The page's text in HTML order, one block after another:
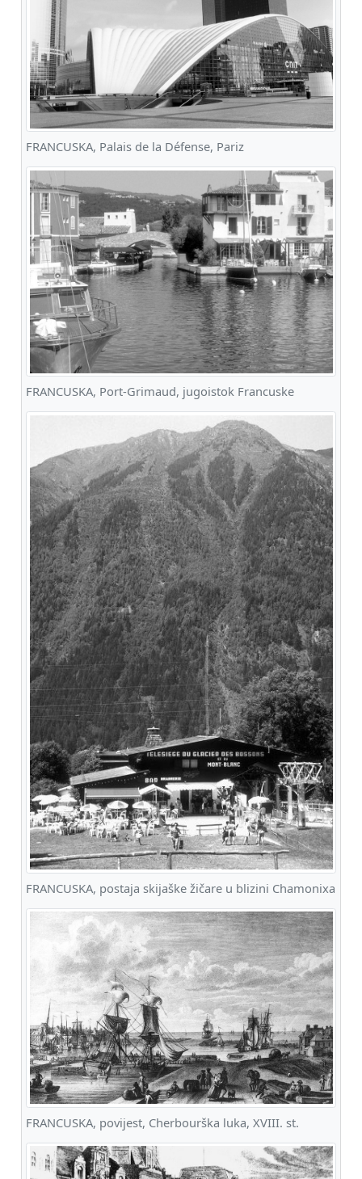
FRANCUSKA, Palais de la Défense, Pariz
FRANCUSKA, Port-Grimaud, jugoistok Francuske
FRANCUSKA, postaja skijaške žičare u blizini Chamonixa
FRANCUSKA, povijest, Cherbourška luka, XVIII. st.